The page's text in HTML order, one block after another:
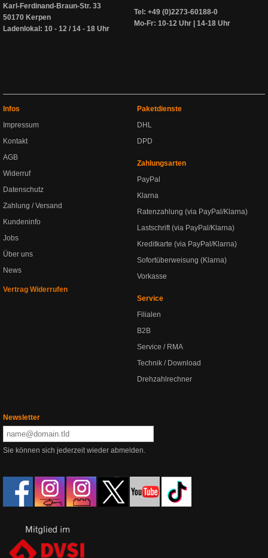
Karl-Ferdinand-Braun-Str. 33
50170 Kerpen
Ladenlokal: 10 - 12 / 14 - 18 Uhr
Tel: +49 (0)2273-60188-0
Mo-Fr: 10-12 Uhr | 14-18 Uhr
Infos
Impressum
Kontakt
AGB
Widerruf
Datenschutz
Zahlung / Versand
Kundeninfo
Jobs
Über uns
News
Vertrag Widerrufen
Paketdienste
DHL
DPD
Zahlungsarten
PayPal
Klarna
Ratenzahlung (via PayPal/Klarna)
Lastschrift (via PayPal/Klarna)
Kreditkarte (via PayPal/Klarna)
Sofortüberweisung (Klarna)
Vorkasse
Service
Filialen
B2B
Service / RMA
Technik / Download
Drehzahlrechner
Newsletter
Sie können sich jederzeit wieder abmelden.